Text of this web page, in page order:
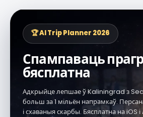
🏆 AI Trip Planner 2026
Спампаваць
бясплатна
Адкрыйце лепшае ў Kaliningrad з
больш за 1 мільён напрамкаў.
і схаваныя скарбы. Бясплатна на iOS